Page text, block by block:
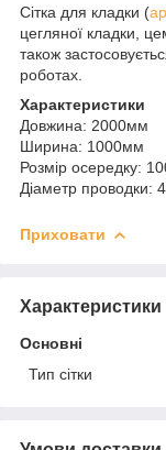
Сітка для кладки (
цегляної кладки,
також
роботах.
Характеристики
Довжина: 2000мм
Ширина: 1000мм
Розмір осередку:
Діаметр проводки:
Приховати
Характеристики
Основні
Тип сітки